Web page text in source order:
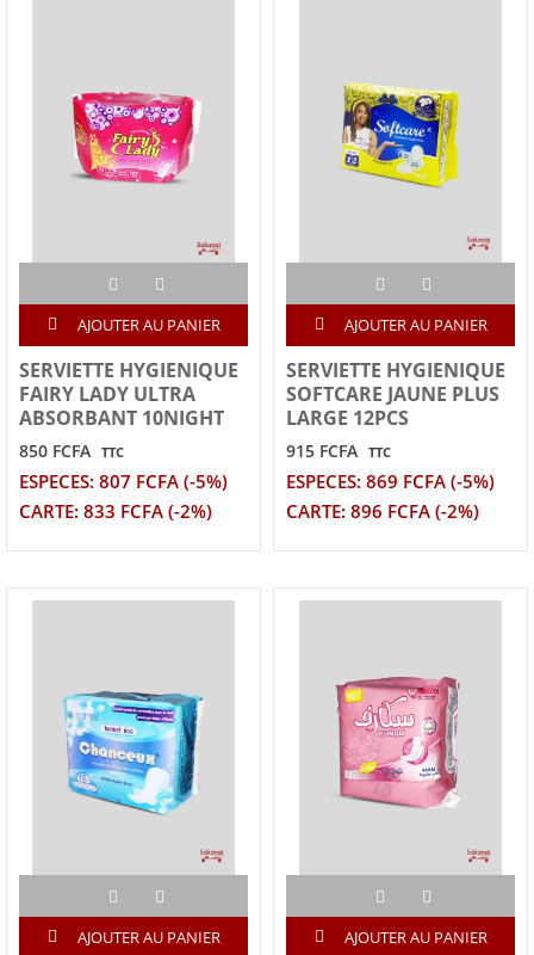
AJOUTER AU PANIER
SERVIETTE HYGIENIQUE
FAIRY LADY ULTRA
ABSORBANT 10NIGHT
850 FCFA TTC
ESPECES: 807 FCFA (-5%)
CARTE: 833 FCFA (-2%)
AJOUTER AU PANIER
SERVIETTE HYGIENIQUE
SOFTCARE JAUNE PLUS
LARGE 12PCS
915 FCFA TTC
ESPECES: 869 FCFA (-5%)
CARTE: 896 FCFA (-2%)
AJOUTER AU PANIER AJOUTER AU PANIER